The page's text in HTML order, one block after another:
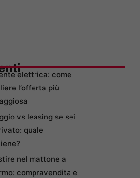
elettrica: come
l’offerta più
vs leasing se sei
quale
nel mattone a
compravendita e